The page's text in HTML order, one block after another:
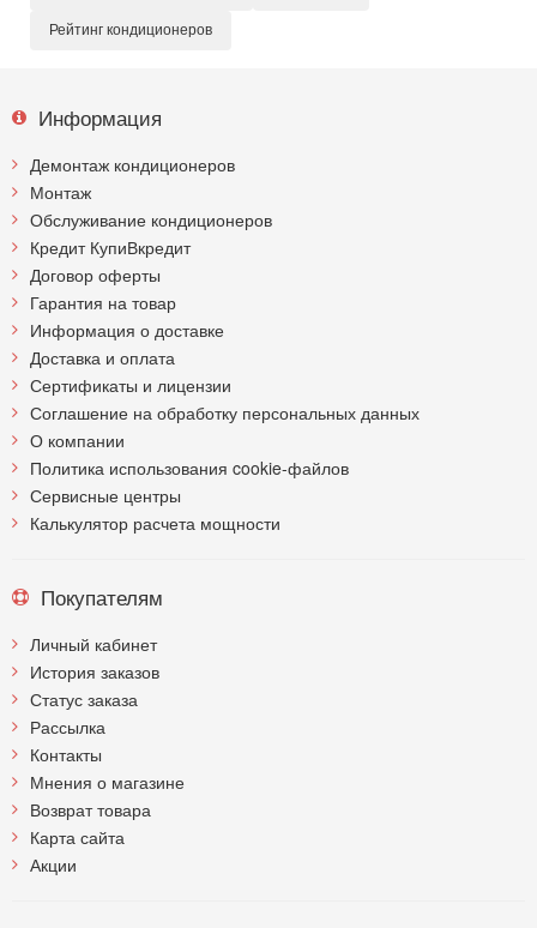
Рейтинг кондиционеров
Информация
Демонтаж кондиционеров
Монтаж
Обслуживание кондиционеров
Кредит КупиВкредит
Договор оферты
Гарантия на товар
Информация о доставке
Доставка и оплата
Сертификаты и лицензии
Соглашение на обработку персональных данных
О компании
Политика использования cookie-файлов
Сервисные центры
Калькулятор расчета мощности
Покупателям
Личный кабинет
История заказов
Статус заказа
Рассылка
Контакты
Мнения о магазине
Возврат товара
Карта сайта
Акции